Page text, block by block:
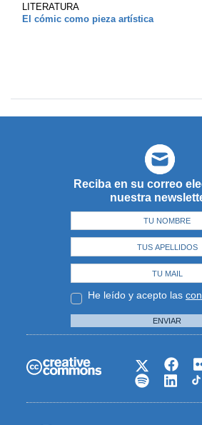
LITERATURA
El cómic como pieza artística
Reciba en su correo
nuestra
He leído y acepto las
ENVIAR